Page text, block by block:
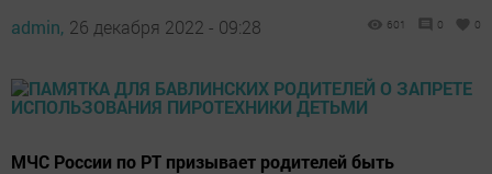
admin, 26 декабря 2022 - 09:28 601 0 0
МЧС России по РТ призывает родителей быть